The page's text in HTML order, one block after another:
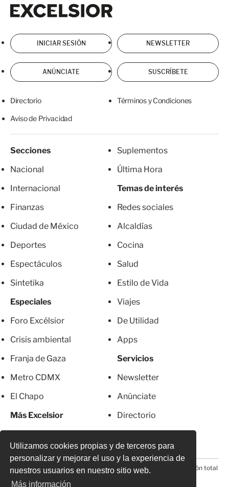
Utilizamos cookies propias y de terceros para
personalizar y mejorar el uso y la experiencia de
nuestros usuarios en nuestro sitio web.
Más información
INICIAR SESIÓN NEWSLETTER
ANÚNCIATE SUSCRÍBETE
Directorio Términos y Condiciones
Aviso de Privacidad
Secciones
Nacional
Internacional
Finanzas
Ciudad de México
Deportes
Espectáculos
Sintetika
Especiales
Foro Excélsior
Crisis ambiental
Franja de Gaza
Metro CDMX
El Chapo
Más Excelsior
Suplementos
Última Hora
Temas de interés
Redes sociales
Alcaldías
Cocina
Salud
Estilo de Vida
Viajes
De Utilidad
Apps
Servicios
Newsletter
Anúnciate
Directorio
© 2026 Todos los derechos reservados. Prohibida la reproducción total
o parcial, incluyendo cualquier medio electrónico*